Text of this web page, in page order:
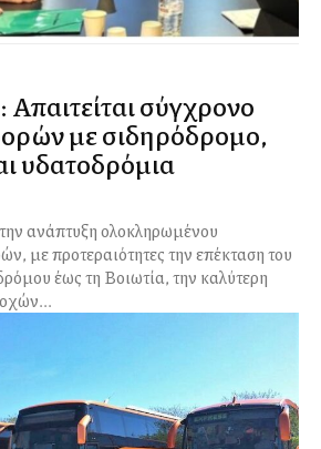
Απαιτείται σύγχρονο
με σιδηρόδρομο,
υδατοδρόμια
ανάπτυξη ολοκληρωμένου
με προτεραιότητες την επέκταση του
έως τη Βοιωτία, την καλύτερη